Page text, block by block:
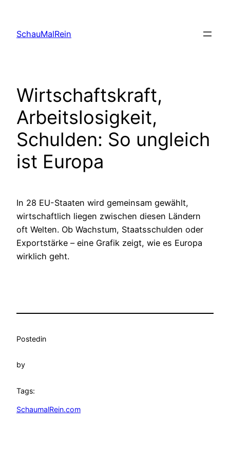
content
SchauMalRein
Wirtschaftskraft,
Arbeitslosigkeit,
Schulden: So ungleich
ist Europa
In 28 EU-Staaten wird gemeinsam gewählt,
wirtschaftlich liegen zwischen diesen Ländern
oft Welten. Ob Wachstum, Staatsschulden oder
Exportstärke – eine Grafik zeigt, wie es Europa
wirklich geht.
Postedin
by
Tags:
SchaumalRein.com